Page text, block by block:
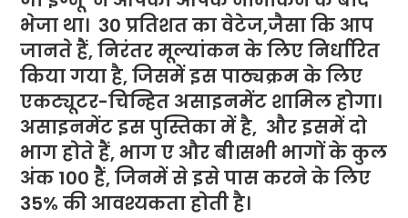
भेजा था। 30 प्रतिशत का वेटेज,जैसा कि आप
जानते हैं, निरंतर मूल्यांकन के लिए निर्धारित
किया गया है, जिसमें इस पाठ्यक्रम के लिए
एकट्यूटर-चिन्हित असाइनमेंट शामिल होगा।
असाइनमेंट इस पुस्तिका में है, और इसमें दो
भाग होते हैं, भाग ए और बी।सभी भागों के कुल
अंक 100 हैं, जिनमें से इसे पास करने के लिए
35% की आवश्यकता होती है।